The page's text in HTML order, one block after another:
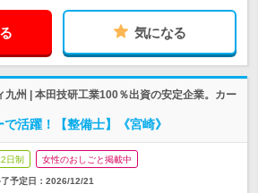
気になる
九州 | 本田技研工業100％出資の安定企業。カー
活躍！【整備士】《宮崎》
日制 女性のおしごと掲載中
予定日： 2026/12/21